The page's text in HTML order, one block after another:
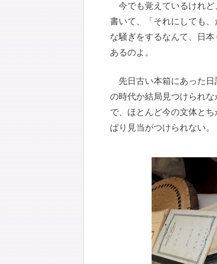
今でも覚えているけれ
書いて、「それにしても
な騒ぎをするなんて、日
あるのよ。
先日古い本箱にあった
の時代か結局見つけられ
で、ほとんど今の文体と
ぱり見当がつけられない。